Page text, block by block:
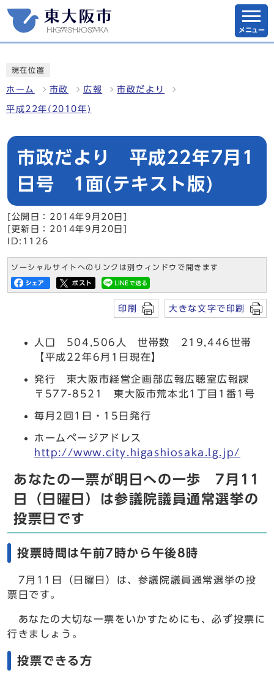
メニュー
現在位置
ホーム 市政 広報 市政だより
平成22年(2010年)
市政だより 平成22年7月1
日号 1面(テキスト版)
[公開日：2014年9月20日]
[更新日：2014年9月20日]
ID:1126
ソーシャルサイトへのリンクは別ウィンドウで開きます
印刷 大きな文字で印刷
人口 504,506人 世帯数 219,446世帯
【平成22年6月1日現在】
発行 東大阪市経営企画部広報広聴室広報課
〒577-8521 東大阪市荒本北1丁目1番1号
毎月2回1日・15日発行
ホームページアドレス
http://www.city.higashiosaka.lg.jp/
あなたの一票が明日への一歩 7月11
日（日曜日）は参議院議員通常選挙の
投票日です
投票時間は午前7時から午後8時
7月11日（日曜日）は、参議院議員通常選挙の投
票日です。
あなたの大切な一票をいかすためにも、必ず投票に
行きましょう。
投票できる方